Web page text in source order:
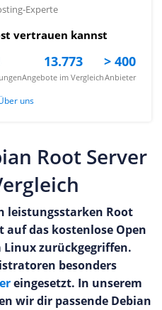
Experte
vertrauen kannst
13.773
Angebote im Vergleich
> 400
Anbieter
uns
Root Server
leistungsstarken Root
auf das kostenlose Open
Linux zurückgegriffen.
besonders
eingesetzt. In unserem
wir dir passende Debian